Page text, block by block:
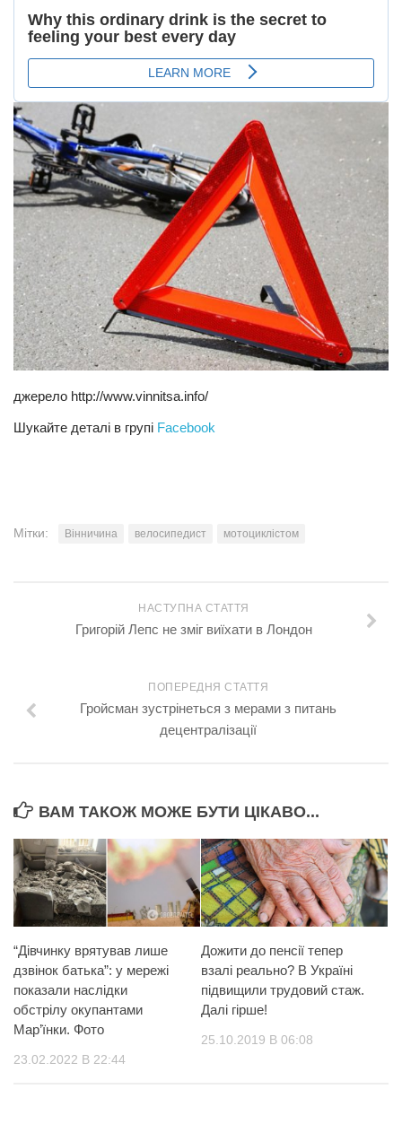
джерело http://www.vinnitsa.info/
Шукайте деталі в групі Facebook
Мітки: Вінничина велосипедист мотоциклістом
НАСТУПНА СТАТТЯ
Григорій Лепс не зміг виїхати в Лондон
ПОПЕРЕДНЯ СТАТТЯ
Гройсман зустрінеться з мерами з питань
децентралізації
ВАМ ТАКОЖ МОЖЕ БУТИ ЦІКАВО...
“Дівчинку врятував лише
дзвінок батька”: у мережі
показали наслідки
обстрілу окупантами
Мар’їнки. Фото
23.02.2022 В 22:44
Дожити до пенсії тепер
взалі реально? В Україні
підвищили трудовий стаж.
Далі гірше!
25.10.2019 В 06:08